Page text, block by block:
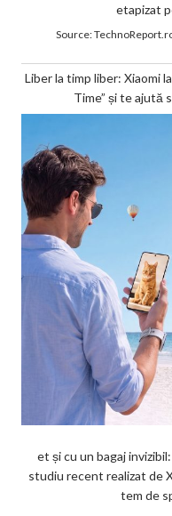
etapizat
Source:
Liber la timp liber: Xiaomi
Time” și te ajută
et și cu un bagaj
studiu recent realizat de
tem de